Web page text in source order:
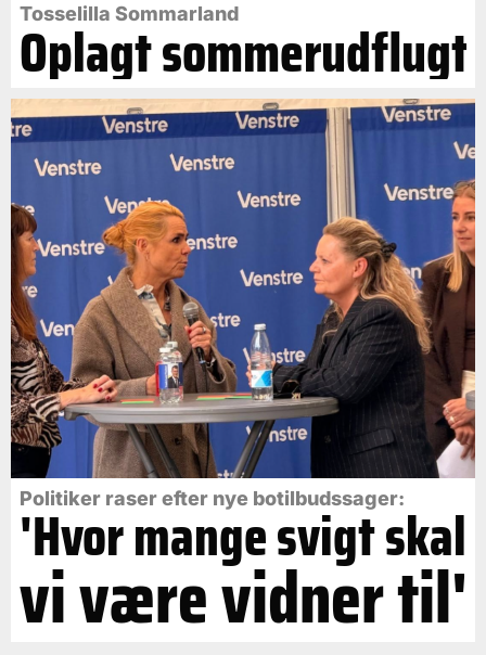
Tosselilla Sommarland
Oplagt sommerudflugt
Politiker raser efter nye botilbudssager:
'Hvor mange svigt skal
vi være vidner til'